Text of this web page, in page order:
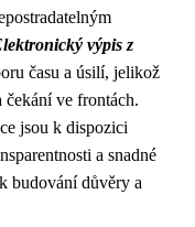
výpis z
času a úsilí, jelikož
čekání ve frontách.
jsou k dispozici
a snadné
budování důvěry a